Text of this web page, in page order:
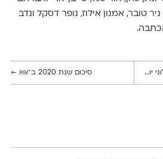
טובר, אמנון אילוז, נופר דסקל ונדב
או זכר סיכום שנת 2020 ב־אאא ←